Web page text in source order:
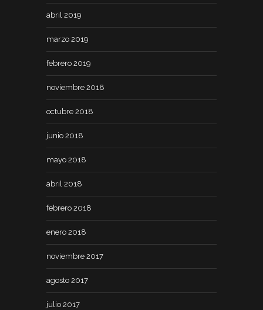
abril 2019
marzo 2019
febrero 2019
noviembre 2018
octubre 2018
junio 2018
mayo 2018
abril 2018
febrero 2018
enero 2018
noviembre 2017
agosto 2017
julio 2017